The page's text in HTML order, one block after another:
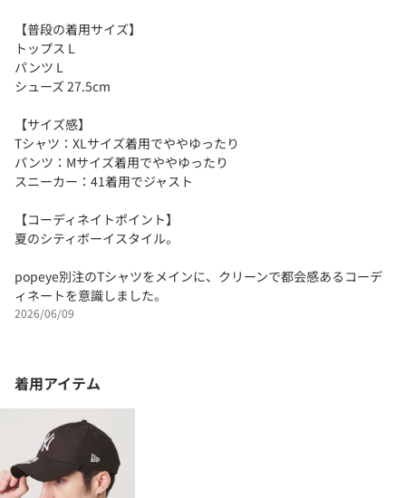
【普段の着用サイズ】
トップス L
パンツ L
シューズ 27.5cm
【サイズ感】
Tシャツ：XLサイズ着用でややゆったり
パンツ：Mサイズ着用でややゆったり
スニーカー：41着用でジャスト
【コーディネイトポイント】
夏のシティボーイスタイル。
popeye別注のTシャツをメインに、クリーンで都会感あるコーデ
ィネートを意識しました。
2026/06/09
着用アイテム